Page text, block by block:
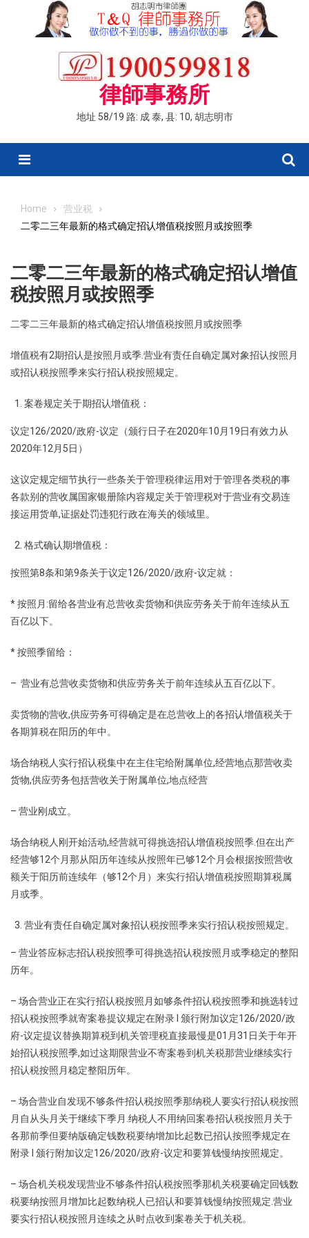
律師事務所
地址 58/19 路: 成 泰, 县: 10, 胡志明市
Menu
Home
营业税
二零二三年最新的格式确定招认增值税按照月或按照季
二零二三年最新的格式确定招认增值
税按照月或按照季
二零二三年最新的格式确定招认增值税按照月或按照季
增值税有2期招认是按照月或季.营业有责任自确定属对象招认按照月
或招认税按照季来实行招认税按照规定。
案卷规定关于期招认增值税：
议定126/2020/政府-议定（颁行日子在2020年10月19日有效力从
2020年12月5日）
这议定规定细节执行一些条关于管理税律运用对于管理各类税的事
各款别的营收属国家银册除内容规定关于管理税对于营业有交易连
接运用货单,证据处罚违犯行政在海关的领域里。
格式确认期增值税：
按照第8条和第9条关于议定126/2020/政府-议定就：
* 按照月:留给各营业有总营收卖货物和供应劳务关于前年连续从五
百亿以下。
* 按照季留给：
– 营业有总营收卖货物和供应劳务关于前年连续从五百亿以下。
卖货物的营收,供应劳务可得确定是在总营收上的各招认增值税关于
各期算税在阳历的年中。
场合纳税人实行招认税集中在主住宅给附属单位,经营地点那营收卖
货物,供应劳务包括营收关于附属单位,地点经营
– 营业刚成立。
场合纳税人刚开始活动,经营就可得挑选招认增值税按照季.但在出产
经营够12个月那从阳历年连续从按照年已够12个月会根据按照营收
额关于阳历前连续年（够12个月）来实行招认增值税按照期算税属
月或季。
营业有责任自确定属对象招认税按照季来实行招认税按照规定。
– 营业答应标志招认税按照季可得挑选招认税按照月或季稳定的整阳
历年。
– 场合营业正在实行招认税按照月如够条件招认税按照季和挑选转过
招认税按照季就寄案卷提议规定在附录 l 颁行附加议定126/2020/政
府-议定提议替换期算税到机关管理税直接最慢是01月31日关于年开
始招认税按照季,如过这期限营业不寄案卷到机关税那营业继续实行
招认税按照月稳定整阳历年。
– 场合营业自发现不够条件招认税按照季那纳税人要实行招认税按照
月自从头月关于继续下季月.纳税人不用纳回案卷招认税按照月关于
各那前季但要纳版确定钱数税要纳增加比起数已招认按照季规定在
附录 l 颁行附加议定126/2020/政府-议定和要算钱慢纳按照规定。
– 场合机关税发现营业不够条件招认税按照季那机关税要确定回钱数
税要纳按照月增加比起数纳税人已招认和要算钱慢纳按照规定.营业
要实行招认税按照月连续之从时点收到案卷关于机关税。